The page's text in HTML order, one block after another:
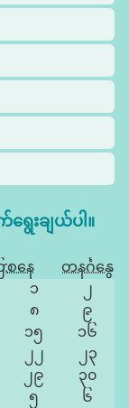
ေးချယ်ပါ။
စနေ
တနင်္ဂနွေ
၁
၂
၈
၉
၁၅
၁၆
၂၂
၂၃
၂၉
၃၀
၅ ၆